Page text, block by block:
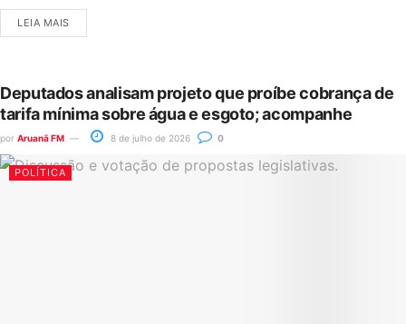
LEIA MAIS
Deputados analisam projeto que proíbe cobrança de
tarifa mínima sobre água e esgoto; acompanhe
por Aruanã FM 8 de julho de 2026 0
POLÍTICA